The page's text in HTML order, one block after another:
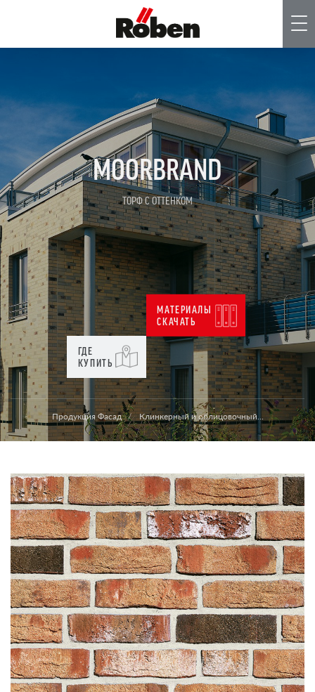
MOORBRAND
TОРФ С ОТТЕНКОМ
ГДЕ
КУПИТЬ
МАТЕРИАЛЫ
СКАЧАТЬ
Продукция Фасад Клинкерный и облицовочный...